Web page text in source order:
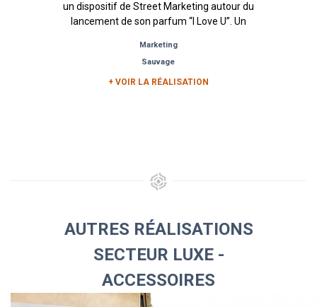
un dispositif de Street Marketing autour du
lancement de son parfum “I Love U”. Un
Marketing
Sauvage
+ VOIR LA RÉALISATION
AUTRES RÉALISATIONS
SECTEUR LUXE -
ACCESSOIRES